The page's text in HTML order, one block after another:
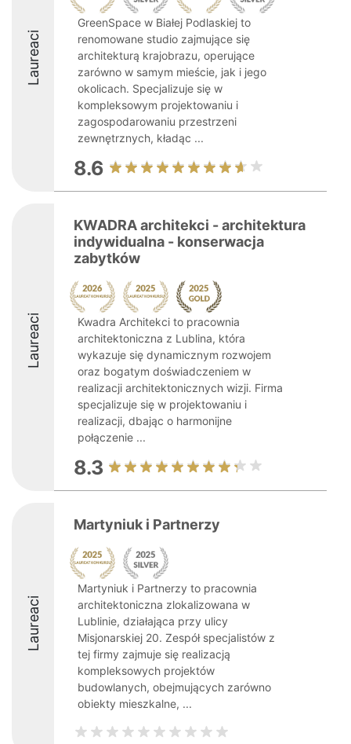
Laureaci
GreenSpace w Białej Podlaskiej to
renomowane studio zajmujące się
architekturą krajobrazu, operujące
zarówno w samym mieście, jak i jego
okolicach. Specjalizuje się w
kompleksowym projektowaniu i
zagospodarowaniu przestrzeni
zewnętrznych, kładąc ...
8.6
Laureaci
KWADRA architekci - architektura
indywidualna - konserwacja
zabytków
Kwadra Architekci to pracownia
architektoniczna z Lublina, która
wykazuje się dynamicznym rozwojem
oraz bogatym doświadczeniem w
realizacji architektonicznych wizji. Firma
specjalizuje się w projektowaniu i
realizacji, dbając o harmonijne
połączenie ...
8.3
Laureaci
Martyniuk i Partnerzy
Martyniuk i Partnerzy to pracownia
architektoniczna zlokalizowana w
Lublinie, działająca przy ulicy
Misjonarskiej 20. Zespół specjalistów z
tej firmy zajmuje się realizacją
kompleksowych projektów
budowlanych, obejmujących zarówno
obiekty mieszkalne, ...